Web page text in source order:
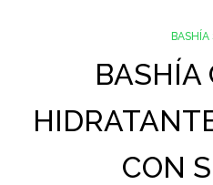
BASHÍA CLEAN
BASHÍA
BASHÍA
CON